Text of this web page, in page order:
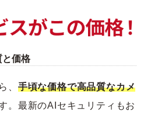
と価格
、 手頃な価格で高品質なカメ
。最新のAIセキュリティもお